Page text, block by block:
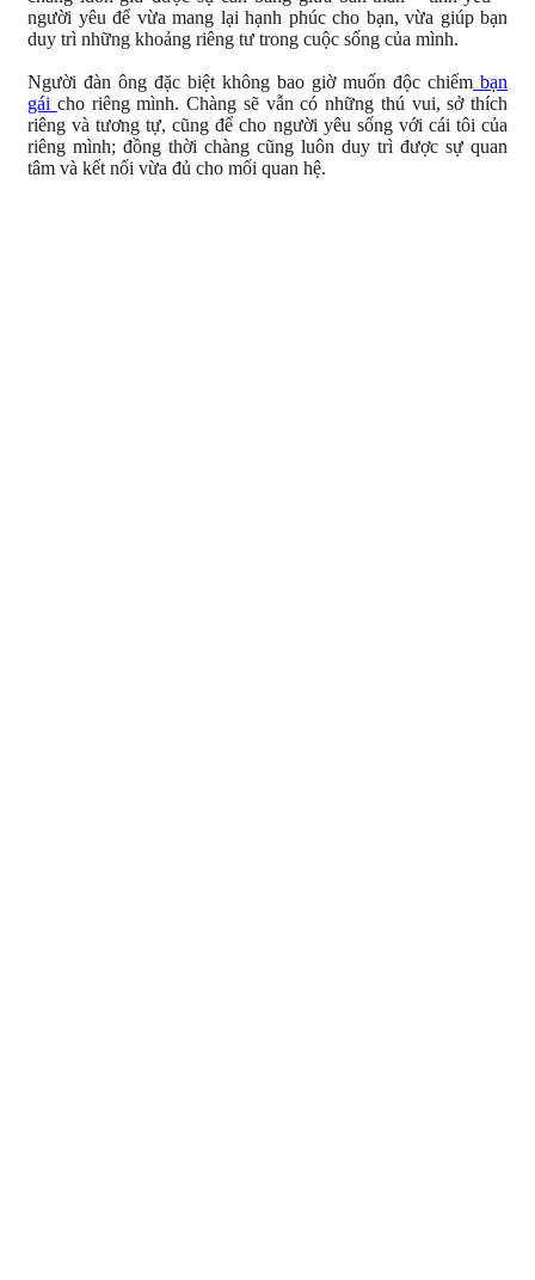
người yêu để vừa mang lại hạnh phúc cho bạn, vừa giúp bạn
duy trì những khoảng riêng tư trong cuộc sống của mình.
Người đàn ông đặc biệt không bao giờ muốn độc chiếm bạn
gái cho riêng mình. Chàng sẽ vẫn có những thú vui, sở thích
riêng và tương tự, cũng để cho người yêu sống với cái tôi của
riêng mình; đồng thời chàng cũng luôn duy trì được sự quan
tâm và kết nối vừa đủ cho mối quan hệ.